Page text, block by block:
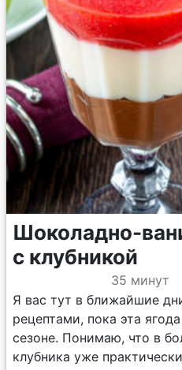
Шоколадно-
с клубникой
35 минут
Я вас тут в ближайшие
рецептами, пока эта
сезоне. Понимаю, что в
клубника уже